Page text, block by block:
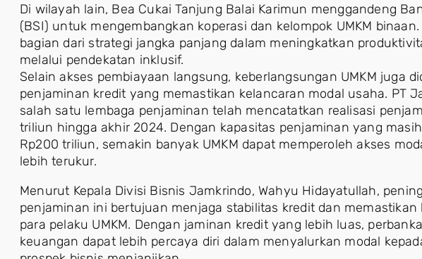
Di wilayah lain, Bea Cukai Tanjung Balai Karimun menggandeng
(BSI) untuk mengembangkan koperasi dan kelompok UMKM
bagian dari strategi jangka panjang dalam meningkatkan
melalui pendekatan inklusif.
Selain akses pembiayaan langsung, keberlangsungan UMKM juga
penjaminan kredit yang memastikan kelancaran modal usaha. PT
salah satu lembaga penjaminan telah mencatatkan realisasi
triliun hingga akhir 2024. Dengan kapasitas penjaminan yang
Rp200 triliun, semakin banyak UMKM dapat memperoleh akses
lebih terukur.
Menurut Kepala Divisi Bisnis Jamkrindo, Wahyu Hidayatullah,
penjaminan ini bertujuan menjaga stabilitas kredit dan
para pelaku UMKM. Dengan jaminan kredit yang lebih luas,
keuangan dapat lebih percaya diri dalam menyalurkan modal